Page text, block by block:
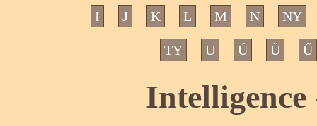
I J K L M N NY
TY U Ú Ü Ű
Intelligence